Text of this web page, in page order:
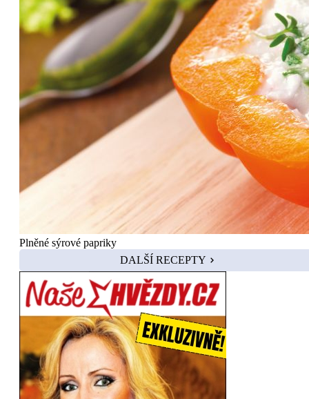
Plněné sýrové papriky
DALŠÍ RECEPTY